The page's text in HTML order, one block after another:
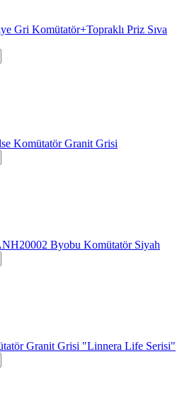
Gri Komütatör+Topraklı Priz Sıva
Komütatör Granit Grisi
Byobu Komütatör Siyah
Granit Grisi "Linnera Life Serisi"